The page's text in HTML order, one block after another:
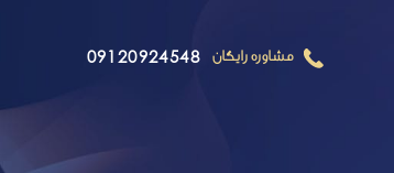
مشاوره رایگان 09120924548